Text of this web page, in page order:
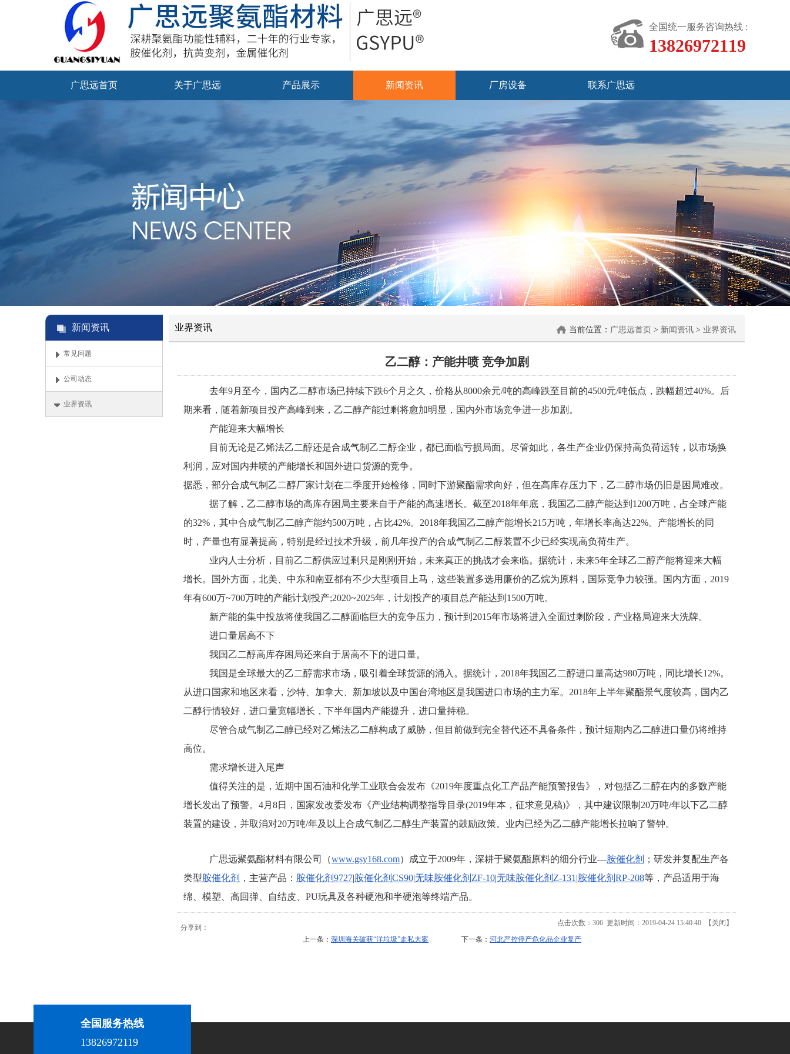
全国统一服务咨询热线 :
13826972119
广思远首页 关于广思远 产品展示 新闻资讯 厂房设备 联系广思远
新闻资讯
常见问题
公司动态
业界资讯
当前位置： 广思远首页 > 新闻资讯 > 业界资讯
业界资讯
乙二醇：产能井喷 竞争加剧
去年9月至今，国内乙二醇市场已持续下跌6个月之久，价格从8000余元/吨的高峰跌至目前的4500元/吨低点，跌幅超过40%。后
期来看，随着新项目投产高峰到来，乙二醇产能过剩将愈加明显，国内外市场竞争进一步加剧。
产能迎来大幅增长
目前无论是乙烯法乙二醇还是合成气制乙二醇企业，都已面临亏损局面。尽管如此，各生产企业仍保持高负荷运转，以市场换
利润，应对国内井喷的产能增长和国外进口货源的竞争。
据悉，部分合成气制乙二醇厂家计划在二季度开始检修，同时下游聚酯需求向好，但在高库存压力下，乙二醇市场仍旧是困局难改。
据了解，乙二醇市场的高库存困局主要来自于产能的高速增长。截至2018年年底，我国乙二醇产能达到1200万吨，占全球产能
的32%，其中合成气制乙二醇产能约500万吨，占比42%。2018年我国乙二醇产能增长215万吨，年增长率高达22%。产能增长的同
时，产量也有显著提高，特别是经过技术升级，前几年投产的合成气制乙二醇装置不少已经实现高负荷生产。
业内人士分析，目前乙二醇供应过剩只是刚刚开始，未来真正的挑战才会来临。据统计，未来5年全球乙二醇产能将迎来大幅
增长。国外方面，北美、中东和南亚都有不少大型项目上马，这些装置多选用廉价的乙烷为原料，国际竞争力较强。国内方面，2019
年有600万~700万吨的产能计划投产;2020~2025年，计划投产的项目总产能达到1500万吨。
新产能的集中投放将使我国乙二醇面临巨大的竞争压力，预计到2015年市场将进入全面过剩阶段，产业格局迎来大洗牌。
进口量居高不下
我国乙二醇高库存困局还来自于居高不下的进口量。
我国是全球最大的乙二醇需求市场，吸引着全球货源的涌入。据统计，2018年我国乙二醇进口量高达980万吨，同比增长12%。
从进口国家和地区来看，沙特、加拿大、新加坡以及中国台湾地区是我国进口市场的主力军。2018年上半年聚酯景气度较高，国内乙
二醇行情较好，进口量宽幅增长，下半年国内产能提升，进口量持稳。
尽管合成气制乙二醇已经对乙烯法乙二醇构成了威胁，但目前做到完全替代还不具备条件，预计短期内乙二醇进口量仍将维持
高位。
需求增长进入尾声
值得关注的是，近期中国石油和化学工业联合会发布《2019年度重点化工产品产能预警报告》，对包括乙二醇在内的多数产能
增长发出了预警。4月8日，国家发改委发布《产业结构调整指导目录(2019年本，征求意见稿)》，其中建议限制20万吨/年以下乙二醇
装置的建设，并取消对20万吨/年及以上合成气制乙二醇生产装置的鼓励政策。业内已经为乙二醇产能增长拉响了警钟。
广思远聚氨酯材料有限公司（www.gsy168.com）成立于2009年，深耕于聚氨酯原料的细分行业—胺催化剂
；研发并复配生产各
类型胺催化剂 ，主营产品： 胺催化剂9727|胺催化剂CS90|无味胺催化剂ZF-10|无味胺催化剂Z-131 |胺催化剂RP-208等，产品适用于海
绵、模塑、高回弹、自结皮、PU玩具及各种硬泡和半硬泡等终端产品。
分享到：
点击次数： 306 更新时间：2019-04-24 15:40:40 【 关闭 】
上一条： 深圳海关破获“洋垃圾”走私大案 下一条： 河北严控停产危化品企业复产
全国服务热线
13826972119